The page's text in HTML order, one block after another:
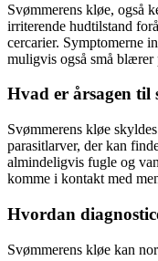
Svømmerens kløe, også
irriterende hudtilstand
cercarier. Symptomerne
muligvis også små blærer
Hvad er årsagen til
Svømmerens kløe
parasitlarver, der kan
almindeligvis fugle og
komme i kontakt med
Hvordan
Svømmerens kløe kan